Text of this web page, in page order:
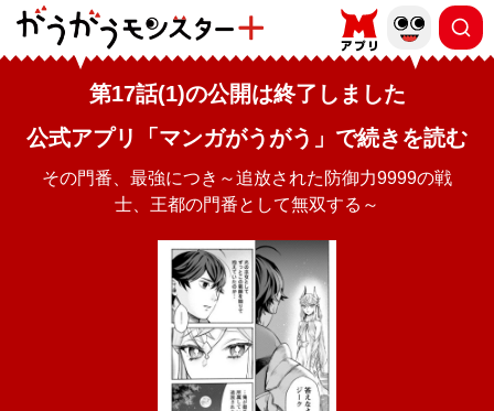
第17話(1)の公開は終了しました
公式アプリ「マンガがうがう」で続きを読む
その門番、最強につき～追放された防御力9999の戦
士、王都の門番として無双する～